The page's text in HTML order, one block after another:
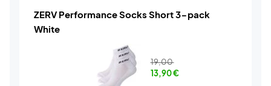
ZERV Performance Socks Short 3-pack
White
19,00
13,90€